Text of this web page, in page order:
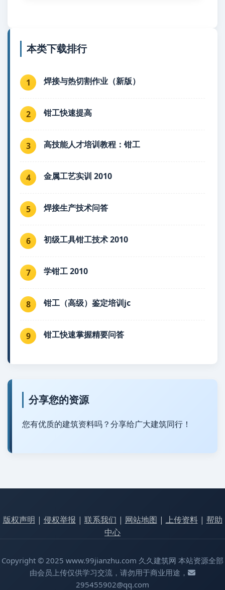
本类下载排行
1 焊接与热切割作业（新版）
2 钳工快速提高
3 高技能人才培训教程：钳工
4 金属工艺实训 2010
5 焊接生产技术问答
6 初级工具钳工技术 2010
7 学钳工 2010
8 钳工（高级）鉴定培训jc
9 钳工快速掌握精要问答
分享您的资源
您有优质的建筑资料吗？分享给广大建筑同行！
版权声明 | 侵权举报 | 联系我们 | 网站地图 | 上传资料| 帮助
中心
Copyright © 2025 www.99jianzhu.com 久久建筑网 本站资源全部
由会员上传仅供学习交流，请勿用于商业用途，
295455902@qq.com